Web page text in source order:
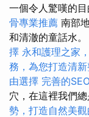
一個令人驚嘆的
骨專業推薦 南部
和清澈的童話水。
擇 永和護理之家
務，為您打造清
由選擇 完善的
穴，在這裡我們
勢，打造自然美